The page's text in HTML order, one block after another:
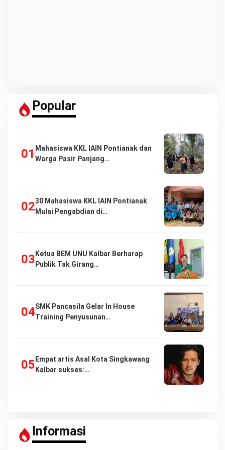
Popular
Mahasiswa KKL IAIN Pontianak dan
Warga Pasir Panjang…
30 Mahasiswa KKL IAIN Pontianak
Mulai Pengabdian di…
Ketua BEM UNU Kalbar Berharap
Publik Tak Girang…
SMK Pancasila Gelar In House
Training Penyusunan…
Empat artis Asal Kota Singkawang
Kalbar sukses:…
Informasi